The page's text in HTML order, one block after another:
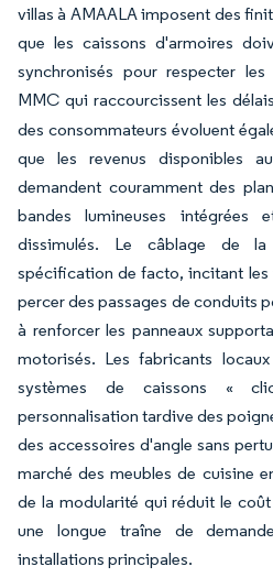
villas à AMAALA imposent des
que les caissons d'armoires
synchronisés pour respecter
MMC qui raccourcissent les
des consommateurs évoluent
que les revenus disponibles
demandent couramment des
bandes lumineuses intégrées
dissimulés. Le câblage de
spécification de facto, incitant
percer des passages de conduits
à renforcer les panneaux
motorisés. Les fabricants
systèmes de caissons «
personnalisation tardive des
des accessoires d'angle sans
marché des meubles de cuisine
de la modularité qui réduit le
une longue traîne de
installations principales.